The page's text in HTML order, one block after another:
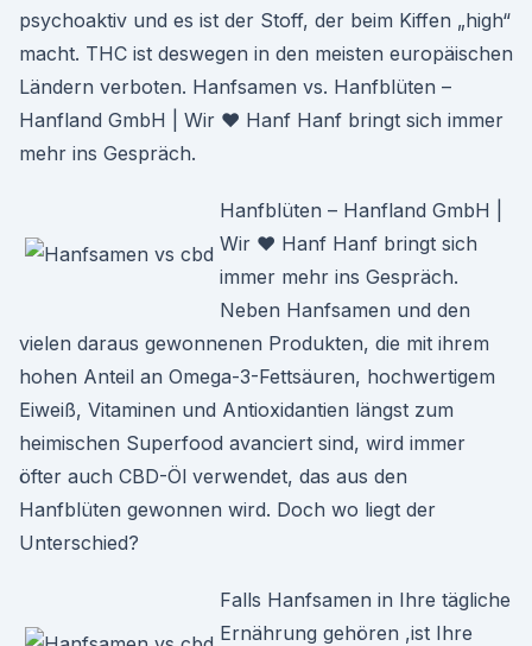
psychoaktiv und es ist der Stoff, der beim Kiffen „high“
macht. THC ist deswegen in den meisten europäischen
Ländern verboten. Hanfsamen vs. Hanfblüten –
Hanfland GmbH | Wir ♥ Hanf Hanf bringt sich immer
mehr ins Gespräch.
Hanfblüten – Hanfland GmbH |
Wir ♥ Hanf Hanf bringt sich
immer mehr ins Gespräch.
Neben Hanfsamen und den
vielen daraus gewonnenen Produkten, die mit ihrem
hohen Anteil an Omega-3-Fettsäuren, hochwertigem
Eiweiß, Vitaminen und Antioxidantien längst zum
heimischen Superfood avanciert sind, wird immer
öfter auch CBD-Öl verwendet, das aus den
Hanfblüten gewonnen wird. Doch wo liegt der
Unterschied?
Falls Hanfsamen in Ihre tägliche
Ernährung gehören ,ist Ihre